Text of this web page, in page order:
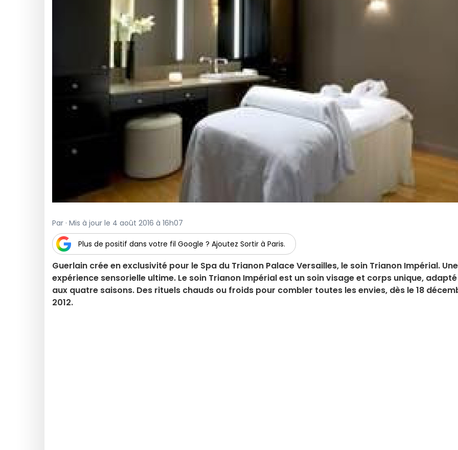
Par · Mis à jour le 4 août 2016 à 16h07
Plus de positif dans votre fil Google ? Ajoutez Sortir à Paris.
Guerlain crée en exclusivité pour le Spa du Trianon Palace Versailles, le soin Trianon Impérial. Une
expérience sensorielle ultime. Le soin Trianon Impérial est un soin visage et corps unique, adapté
aux quatre saisons. Des rituels chauds ou froids pour combler toutes les envies, dès le 18
2012.